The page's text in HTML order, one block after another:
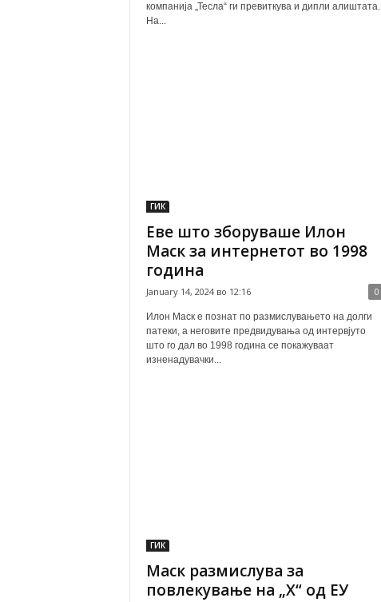
компанија „Тесла“ ги превиткува и дипли алиштата.
На...
ГИК
Еве што зборуваше Илон
Маск за интернетот во 1998
година
January 14, 2024 во 12:16 0
Илон Маск е познат по размислувањето на долги
патеки, а неговите предвидувања од интервјуто
што го дал во 1998 година се покажуваат
изненадувачки...
ГИК
Маск размислува за
повлекување на „Х“ од ЕУ